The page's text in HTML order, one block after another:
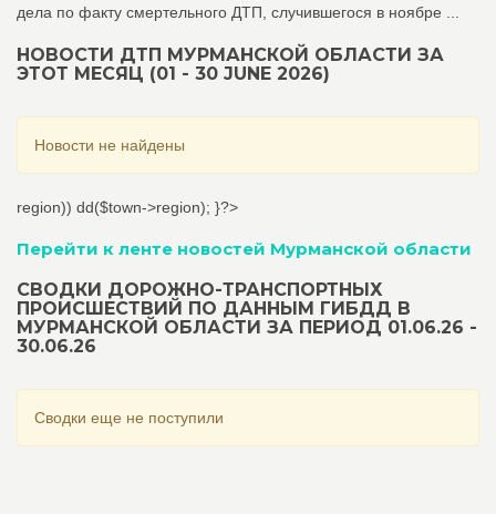
дела по факту смертельного ДТП, случившегося в ноябре ...
НОВОСТИ ДТП МУРМАНСКОЙ ОБЛАСТИ ЗА
ЭТОТ МЕСЯЦ (01 - 30 JUNE 2026)
Новости не найдены
region)) dd($town->region); }?>
Перейти к ленте новостей Мурманской области
СВОДКИ ДОРОЖНО-ТРАНСПОРТНЫХ
ПРОИСШЕСТВИЙ ПО ДАННЫМ ГИБДД В
МУРМАНСКОЙ ОБЛАСТИ ЗА ПЕРИОД 01.06.26 -
30.06.26
Сводки еще не поступили